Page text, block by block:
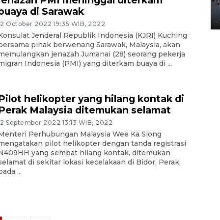
di Sarawak
October 2022 19:35 WIB, 2022
Jenderal Republik Indonesia (KJRI) Kuching
pihak berwenang Sarawak, Malaysia, akan
jenazah Jumanai (28) seorang pekerja
Indonesia (PMI) yang diterkam buaya di ...
helikopter yang hilang kontak di
Malaysia ditemukan selamat
September 2022 13:13 WIB, 2022
Perhubungan Malaysia Wee Ka Siong
pilot helikopter dengan tanda registrasi
yang sempat hilang kontak, ditemukan
di sekitar lokasi kecelakaan di Bidor, Perak,
...
Yogyakarta
02 April 2026 12:51 WIB